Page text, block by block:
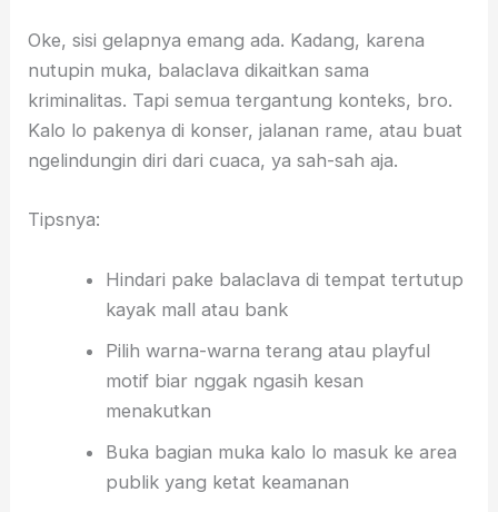
Oke, sisi gelapnya emang ada. Kadang, karena
nutupin muka, balaclava dikaitkan sama
kriminalitas. Tapi semua tergantung konteks, bro.
Kalo lo pakenya di konser, jalanan rame, atau buat
ngelindungin diri dari cuaca, ya sah-sah aja.
Tipsnya:
Hindari pake balaclava di tempat tertutup
kayak mall atau bank
Pilih warna-warna terang atau playful
motif biar nggak ngasih kesan
menakutkan
Buka bagian muka kalo lo masuk ke area
publik yang ketat keamanan